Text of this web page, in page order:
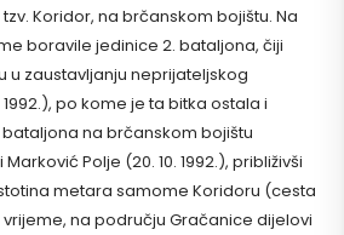
Koridor, na brčanskom bojištu. Na
boravile jedinice 2. bataljona, čiji
u zaustavljanju neprijateljskog
po kome je ta bitka ostala i
bataljona na brčanskom bojištu
Polje (20. 10. 1992.), približivši
metara samome Koridoru (cesta
vrijeme, na području Gračanice dijelovi